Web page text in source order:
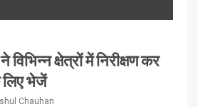
विभिन्न क्षेत्रों में निरीक्षण कर
भेजें
Chauhan